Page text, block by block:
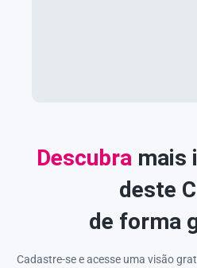
Descubra mais
deste
de forma
Cadastre-se e acesse uma visão